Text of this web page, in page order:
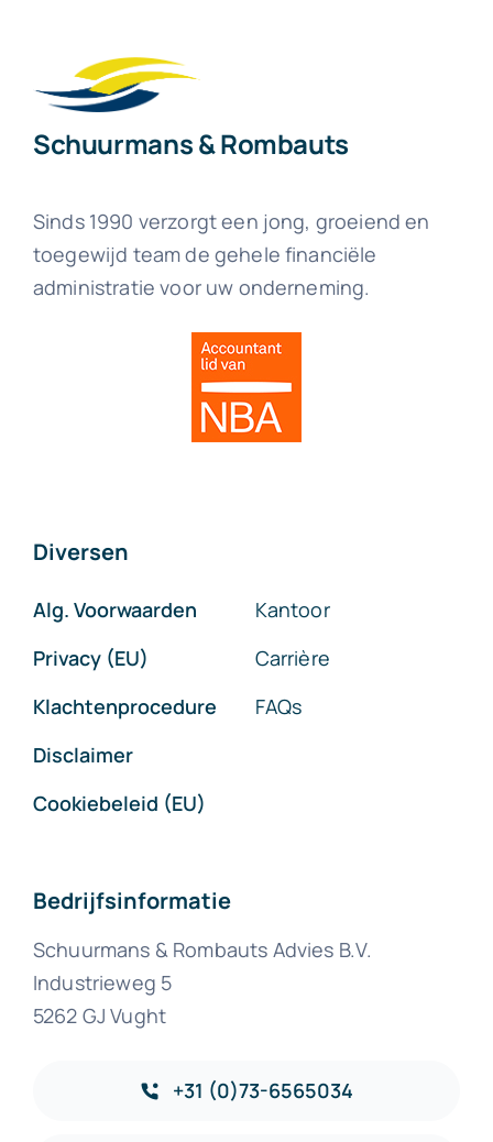
Schuurmans & Rombauts
Sinds 1990 verzorgt een jong, groeiend en
toegewijd team de gehele financiële
administratie voor uw onderneming.
Diversen
Alg. Voorwaarden
Privacy (EU)
Klachtenprocedure
Disclaimer
Cookiebeleid (EU)
Kantoor
Carrière
FAQs
Bedrijfsinformatie
Schuurmans & Rombauts Advies B.V.
Industrieweg 5
5262 GJ Vught
+31 (0)73-6565034